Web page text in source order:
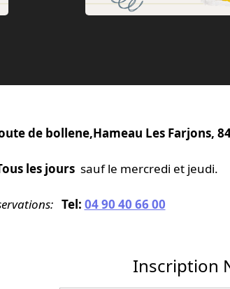
de bollene,Hameau Les Farjons,
les jours sauf le mercredi et jeudi.
Tel: 04 90 40 66 00
Inscription